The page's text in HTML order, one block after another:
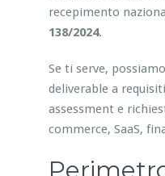
recepimento
138/2024.
Se ti serve,
deliverable a
assessment e
commerce, SaaS,